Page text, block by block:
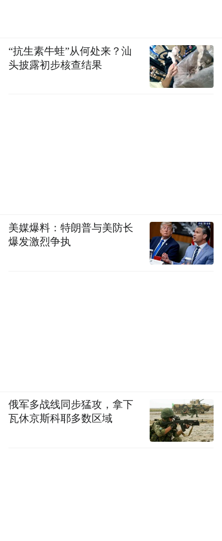
“抗生素牛蛙”从何处来？汕
头披露初步核查结果
美媒爆料：特朗普与美防长
爆发激烈争执
俄军多战线同步猛攻，拿下
瓦休京斯科耶多数区域